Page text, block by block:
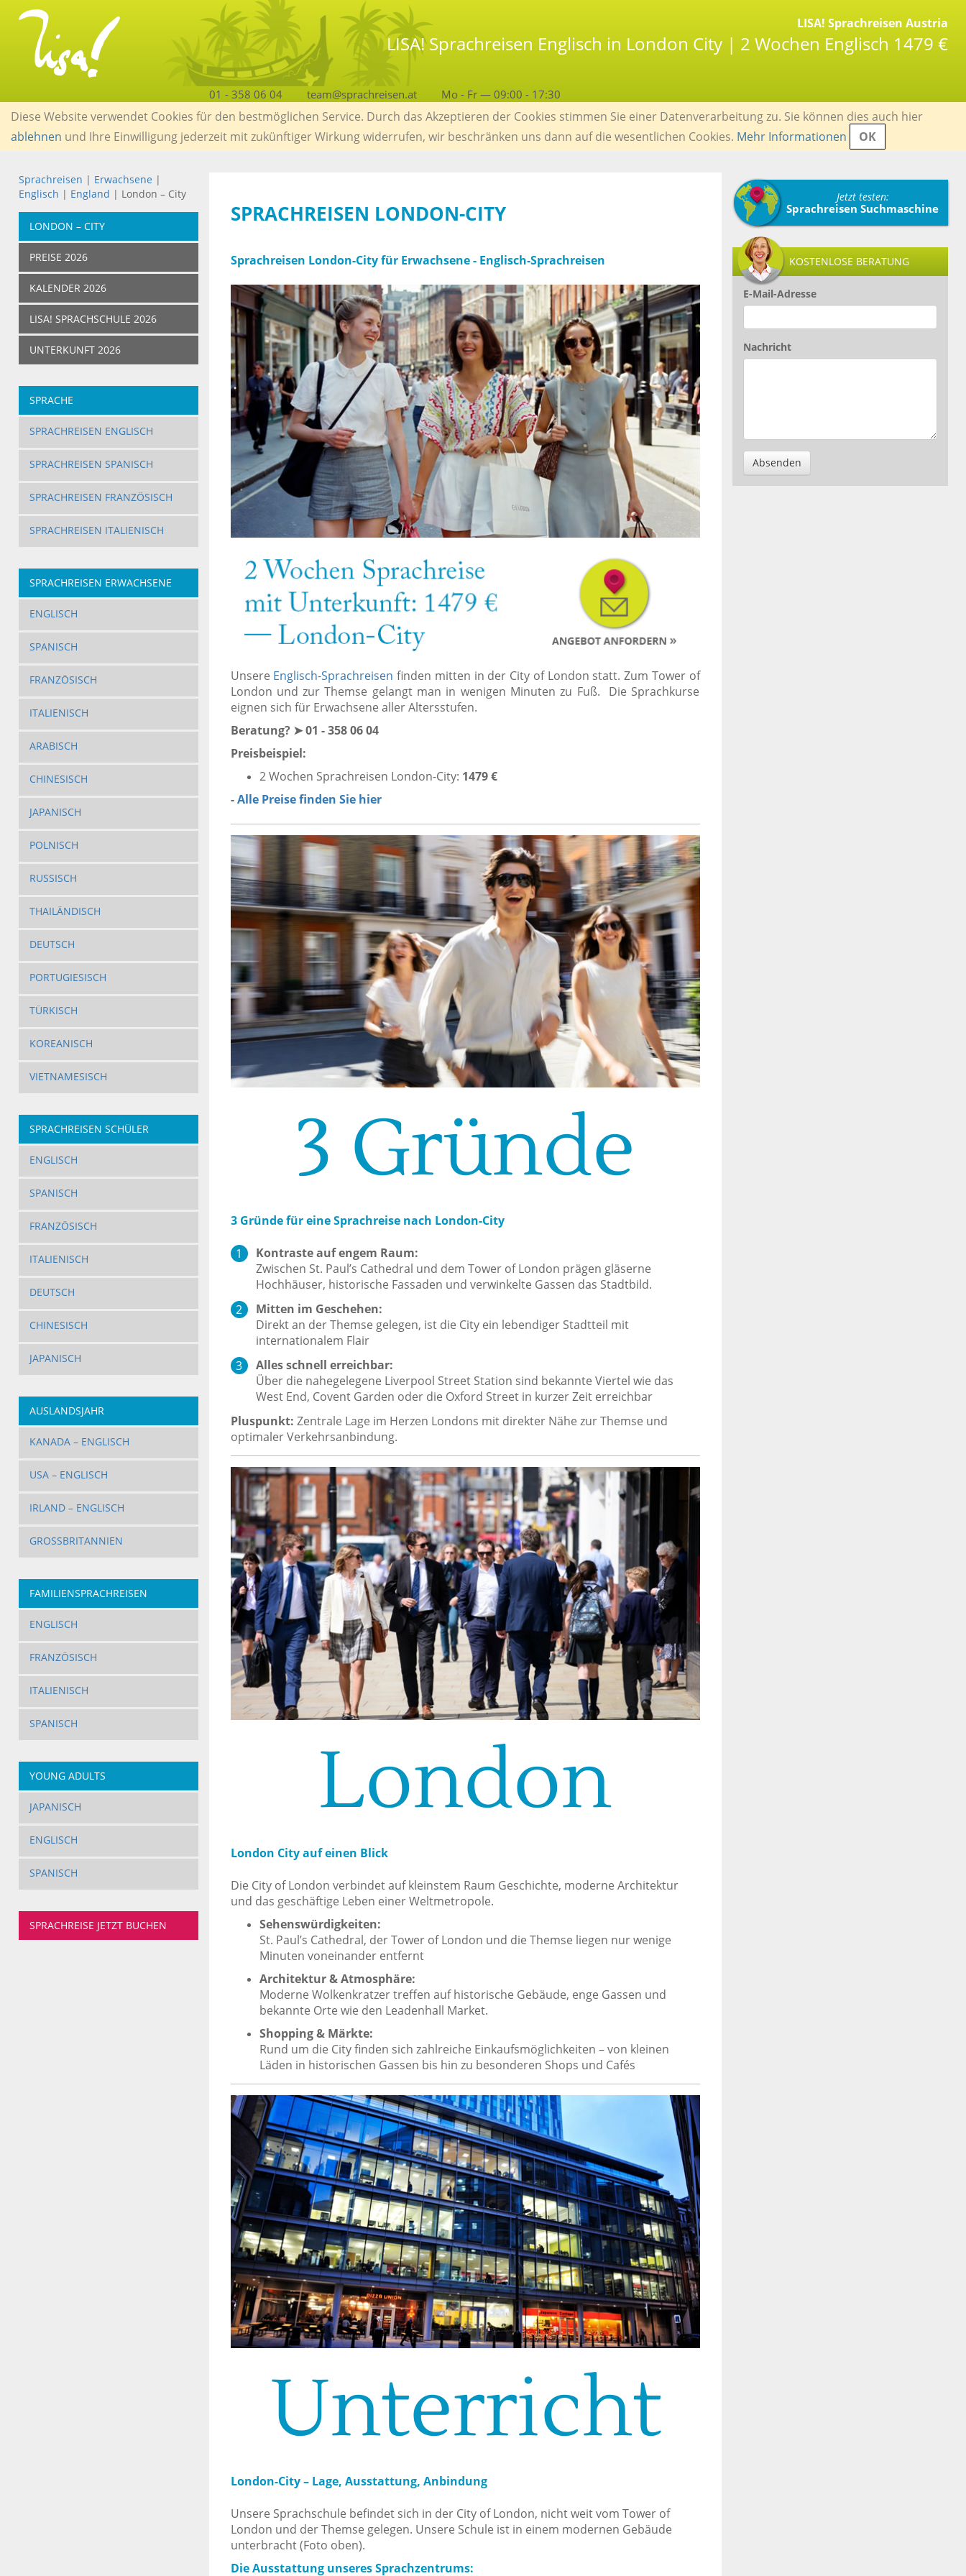
LISA! Sprachreisen Austria
LISA! Sprachreisen Englisch in London City | 2 Wochen Englisch 1479 €
01 - 358 06 04 team@sprachreisen.at Mo - Fr — 09:00 - 17:30
Diese Website verwendet Cookies für den bestmöglichen Service. Durch das Akzeptieren der Cookies stimmen Sie einer Datenverarbeitung zu. Sie können dies auch hier
ablehnen und Ihre Einwilligung jederzeit mit zukünftiger Wirkung widerrufen, wir beschränken uns dann auf die wesentlichen Cookies. Mehr Informationen OK
Sprachreisen | Erwachsene |
Englisch | England | London – City
LONDON – CITY
PREISE 2026
KALENDER 2026
LISA! SPRACHSCHULE 2026
UNTERKUNFT 2026
SPRACHE
SPRACHREISEN ENGLISCH
SPRACHREISEN SPANISCH
SPRACHREISEN FRANZÖSISCH
SPRACHREISEN ITALIENISCH
SPRACHREISEN ERWACHSENE
ENGLISCH
SPANISCH
FRANZÖSISCH
ITALIENISCH
ARABISCH
CHINESISCH
JAPANISCH
POLNISCH
RUSSISCH
THAILÄNDISCH
DEUTSCH
PORTUGIESISCH
TÜRKISCH
KOREANISCH
VIETNAMESISCH
SPRACHREISEN SCHÜLER
ENGLISCH
SPANISCH
FRANZÖSISCH
ITALIENISCH
DEUTSCH
CHINESISCH
JAPANISCH
AUSLANDSJAHR
KANADA – ENGLISCH
USA – ENGLISCH
IRLAND – ENGLISCH
GROSSBRITANNIEN
FAMILIENSPRACHREISEN
ENGLISCH
FRANZÖSISCH
ITALIENISCH
SPANISCH
YOUNG ADULTS
JAPANISCH
ENGLISCH
SPANISCH
SPRACHREISE JETZT BUCHEN
SPRACHREISEN LONDON-CITY
Sprachreisen London-City für Erwachsene - Englisch-Sprachreisen
Unsere Englisch-Sprachreisen finden mitten in der City of London statt. Zum Tower of
London und zur Themse gelangt man in wenigen Minuten zu Fuß. Die Sprachkurse
eignen sich für Erwachsene aller Altersstufen.
Beratung? ➤ 01 - 358 06 04
Preisbeispiel:
2 Wochen Sprachreisen London-City: 1479 €
-Alle Preise finden Sie hier
3 Gründe
3 Gründe für eine Sprachreise nach London-City
Kontraste auf engem Raum:
Zwischen St. Paul’s Cathedral und dem Tower of London prägen gläserne
Hochhäuser, historische Fassaden und verwinkelte Gassen das Stadtbild.
Mitten im Geschehen:
Direkt an der Themse gelegen, ist die City ein lebendiger Stadtteil mit
internationalem Flair
Alles schnell erreichbar:
Über die nahegelegene Liverpool Street Station sind bekannte Viertel wie das
West End, Covent Garden oder die Oxford Street in kurzer Zeit erreichbar
Pluspunkt: Zentrale Lage im Herzen Londons mit direkter Nähe zur Themse und
optimaler Verkehrsanbindung.
London
London City auf einen Blick
Die City of London verbindet auf kleinstem Raum Geschichte, moderne Architektur
und das geschäftige Leben einer Weltmetropole.
Sehenswürdigkeiten:
St. Paul’s Cathedral, der Tower of London und die Themse liegen nur wenige
Minuten voneinander entfernt
Architektur & Atmosphäre:
Moderne Wolkenkratzer treffen auf historische Gebäude, enge Gassen und
bekannte Orte wie den Leadenhall Market.
Shopping & Märkte:
Rund um die City finden sich zahlreiche Einkaufsmöglichkeiten – von kleinen
Läden in historischen Gassen bis hin zu besonderen Shops und Cafés
Unterricht
London-City – Lage, Ausstattung, Anbindung
Unsere Sprachschule befindet sich in der City of London, nicht weit vom Tower of
London und der Themse gelegen. Unsere Schule ist in einem modernen Gebäude
unterbracht (Foto oben).
Die Ausstattung unseres Sprachzentrums:
Jetzt testen:
Sprachreisen Suchmaschine
KOSTENLOSE BERATUNG
E-Mail-Adresse
Nachricht
Absenden